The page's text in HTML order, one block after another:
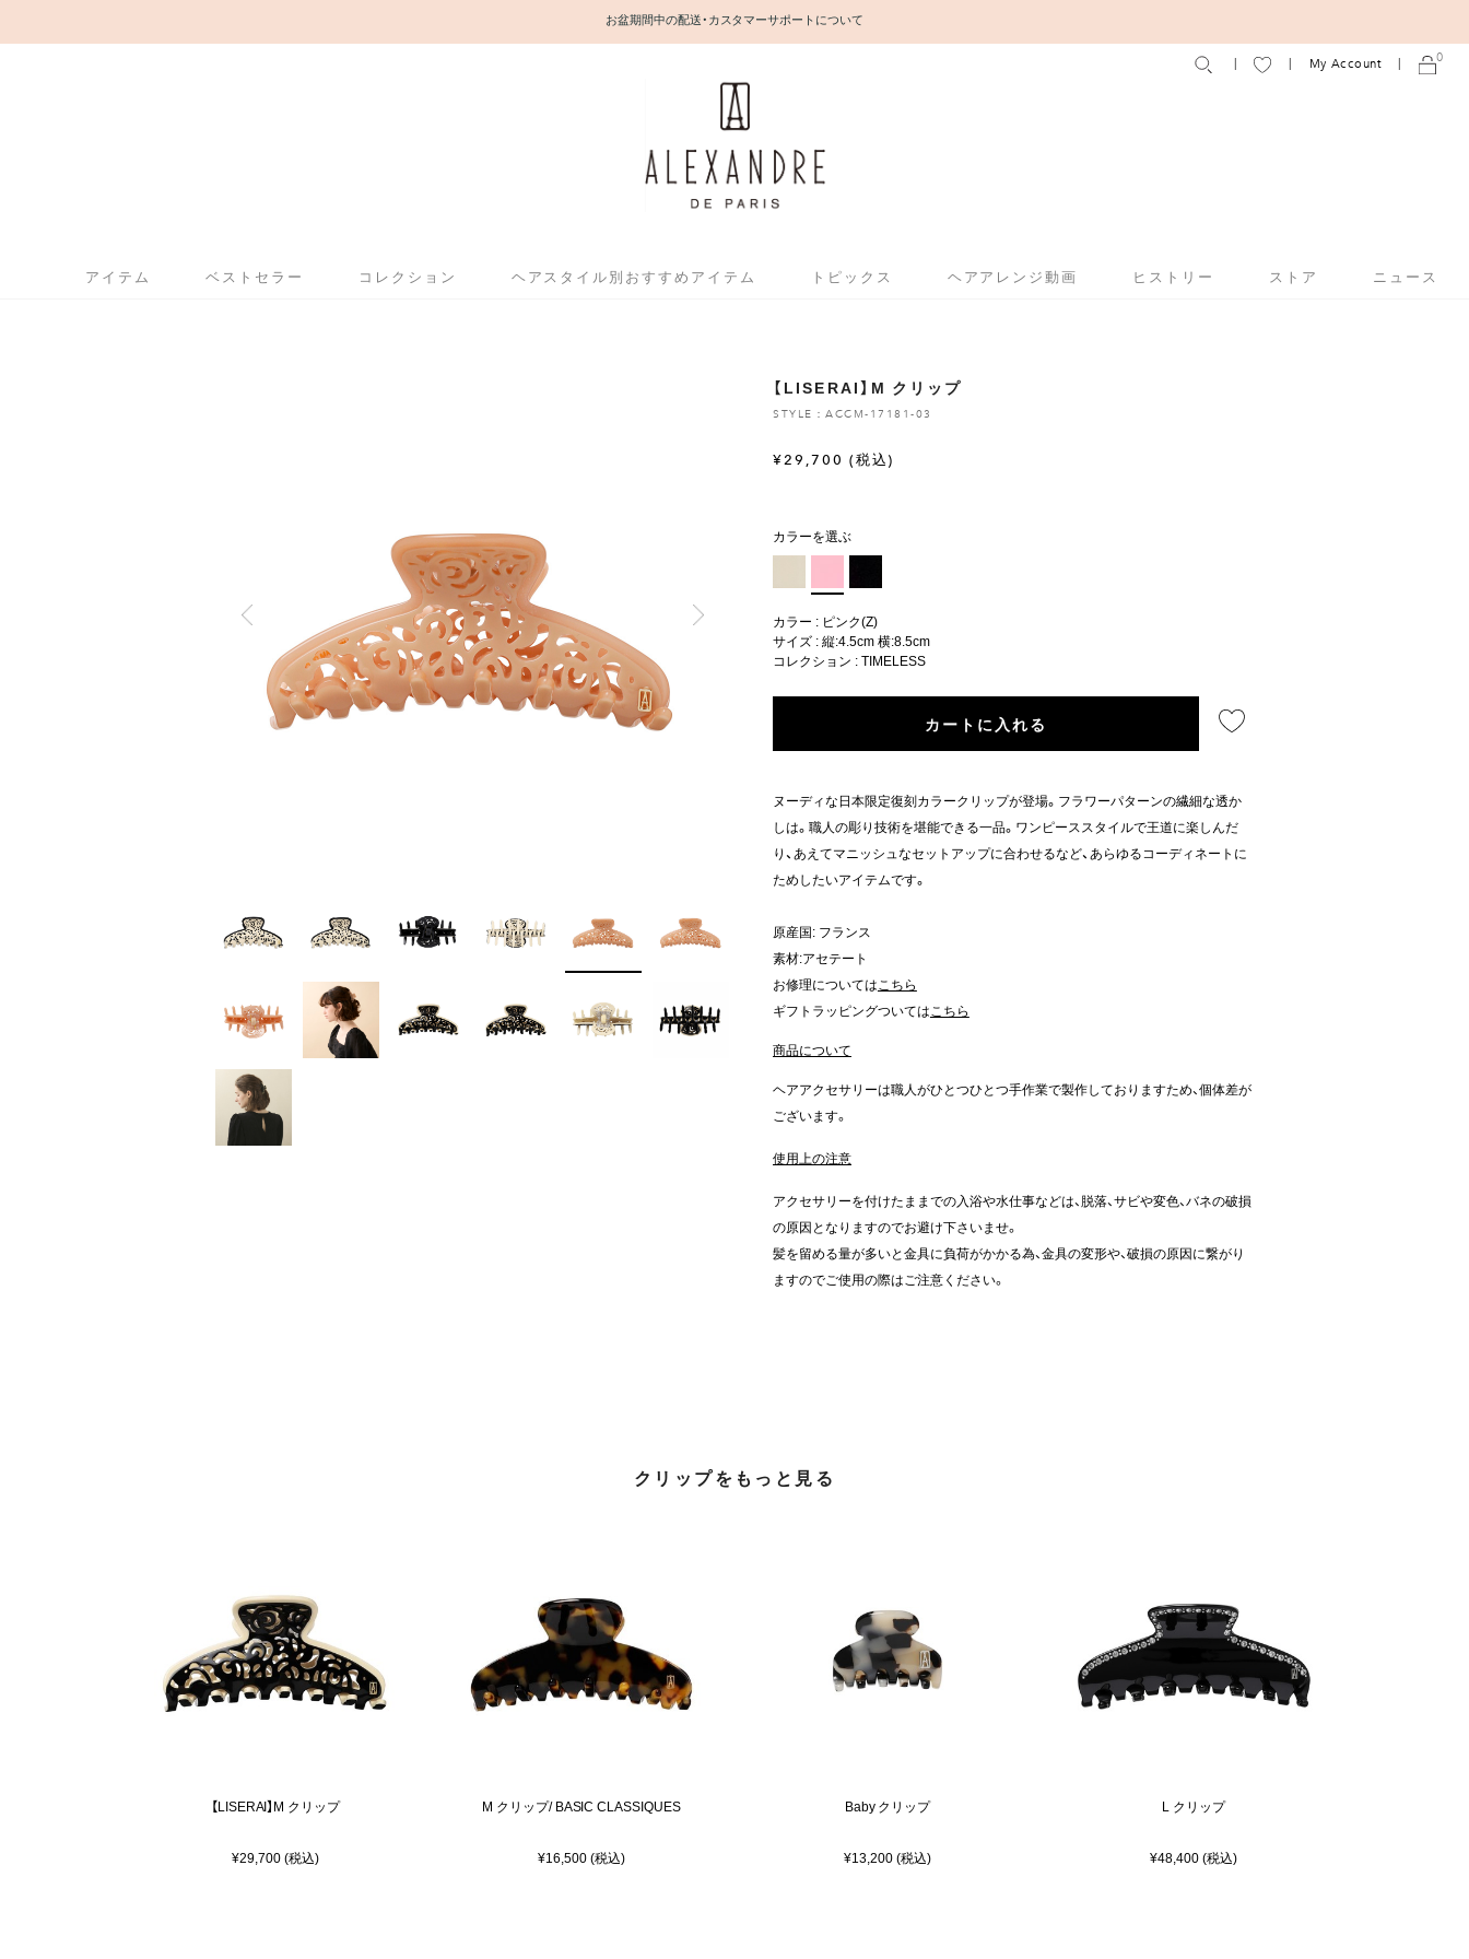
お盆期間中の配送・カスタマーサポートについて
アイテム ベストセラー コレクション ヘアスタイル別おすすめアイテム トピックス ヘアアレンジ動画 ヒストリー ストア ニュース
My Account 0
【LISERAI】M クリップ
STYLE：ACCM-17181-03
¥29,700 (税込)
カラーを選ぶ
カラー : ピンク(Z)
サイズ : 縦:4.5cm 横:8.5cm
コレクション :TIMELESS
カートに入れる
ヌーディな日本限定復刻カラークリップが登場。フラワーパターンの繊細な透か
しは。職人の彫り技術を堪能できる一品。ワンピーススタイルで王道に楽しんだ
り、あえてマニッシュなセットアップに合わせるなど、あらゆるコーディネートに
ためしたいアイテムです。
原産国: フランス
素材:アセテート
お修理についてはこちら
ギフトラッピングついてはこちら
商品について
ヘアアクセサリーは職人がひとつひとつ手作業で製作しておりますため、個体差が
ございます。
使用上の注意
アクセサリーを付けたままでの入浴や水仕事などは、脱落、サビや変色、バネの破損
の原因となりますのでお避け下さいませ。
髪を留める量が多いと金具に負荷がかかる為、金具の変形や、破損の原因に繋がり
ますのでご使用の際はご注意ください。
クリップをもっと見る
【LISERAI】M クリップ
¥29,700 (税込)
M クリップ/ BASIC CLASSIQUES
¥16,500 (税込)
Baby クリップ
¥13,200 (税込)
L クリップ
¥48,400 (税込)